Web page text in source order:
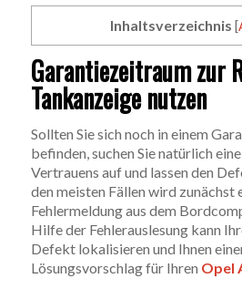
Inhaltsverzeichnis [
Garantiezeitraum zur
Tankanzeige nutzen
Sollten Sie sich noch in einem
befinden, suchen Sie natürlich
Vertrauens auf und lassen den
den meisten Fällen wird zunächst
Fehlermeldung aus dem
Hilfe der Fehlerauslesung kann
Defekt lokalisieren und Ihnen
Lösungsvorschlag für Ihren Opel